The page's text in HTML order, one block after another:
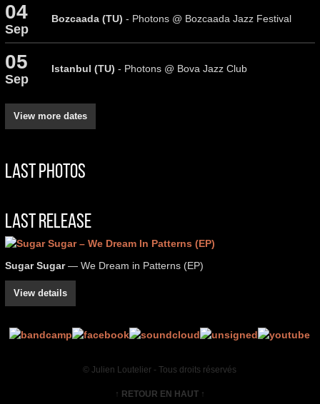
04
Sep
Bozcaada (TU) - Photons @ Bozcaada Jazz Festival
05
Sep
Istanbul (TU) - Photons @ Bova Jazz Club
View more dates
Last Photos
Last Release
Sugar Sugar— We Dream in Patterns (EP)
View details
© Julien Loutelier - Tous droits réservés
↑ RETOUR EN HAUT ↑